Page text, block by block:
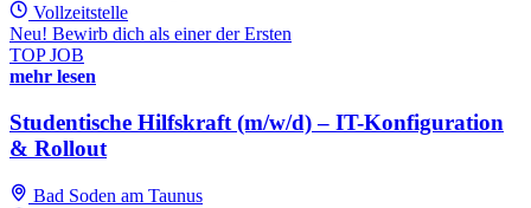
Vollzeitstelle
Neu! Bewirb dich als einer der Ersten
TOP JOB
mehr lesen
Studentische Hilfskraft (m/w/d) – IT-Konfiguration
& Rollout
Bad Soden am Taunus